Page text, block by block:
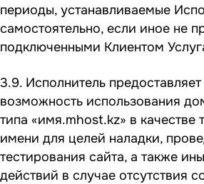
периоды, устанавливаемые
самостоятельно, если иное не
подключенными Клиентом
3.9. Исполнитель
возможность использования
типа «имя.mhost.kz» в качестве
имени для целей наладки,
тестирования сайта, а также
действий в случае отсутствия